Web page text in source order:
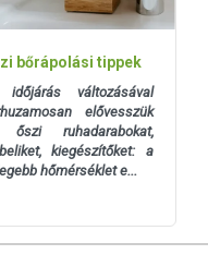
bőrápolási tippek
időjárás változásával
elővesszük
őszi ruhadarabokat,
kiegészítőket: a
hőmérséklet e...